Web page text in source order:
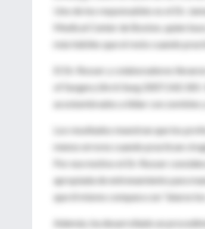
Uno de los responsables es el Dr.
Medical Center de Boston, quien
más hábiles que el resto cuando
El Dr. Rosser y colaboradores
of Surgery (Arch Surg
acostumbrados a lidiar con zombies
Los resultados muestran que los
menos errores cuando practican
Por ese motivo el Dr. Rosser
apropiada de entrenamiento para
que él mismo compara con "atarse
Además, ha desarrollado un